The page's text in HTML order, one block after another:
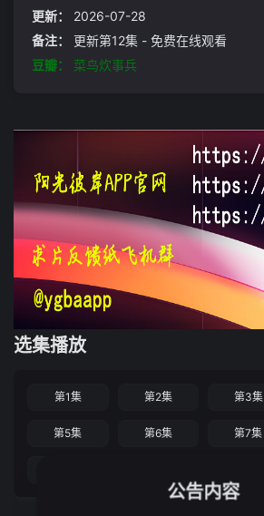
更新：
2026-07-28
备注：
更新第12集 - 免费在线观看
豆瓣：
菜鸟炊事兵
选集播放
第1集 第2集 第3集
第5集 第6集 第7集
公告内容